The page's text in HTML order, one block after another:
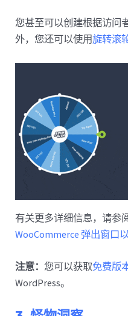
您甚至可以创建根据访问
外，您还可以使用旋转滚
有关更多详细信息，请参
WooCommerce 弹出窗口
注意：您可以获取免费版
WordPress。